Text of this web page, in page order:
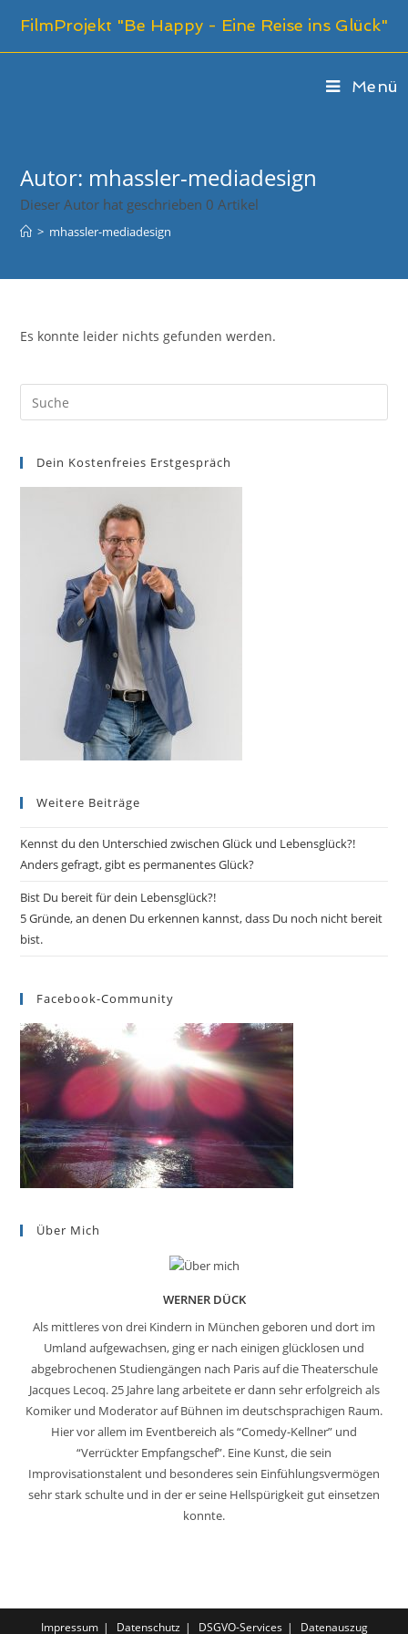
Inhalt
springen
FilmProjekt "Be Happy - Eine Reise ins Glück"
Menü
Autor: mhassler-mediadesign
Dieser Autor hat geschrieben 0 Artikel
> mhassler-mediadesign
Es konnte leider nichts gefunden werden.
Dein Kostenfreies Erstgespräch
Weitere Beiträge
Kennst du den Unterschied zwischen Glück und Lebensglück?!
Anders gefragt, gibt es permanentes Glück?
Bist Du bereit für dein Lebensglück?!
5 Gründe, an denen Du erkennen kannst, dass Du noch nicht bereit
bist.
Facebook-Community
Über Mich
WERNER DÜCK
Als mittleres von drei Kindern in München geboren und dort im
Umland aufgewachsen, ging er nach einigen glücklosen und
abgebrochenen Studiengängen nach Paris auf die Theaterschule
Jacques Lecoq. 25 Jahre lang arbeitete er dann sehr erfolgreich als
Komiker und Moderator auf Bühnen im deutschsprachigen Raum.
Hier vor allem im Eventbereich als “Comedy-Kellner” und
“Verrückter Empfangschef”. Eine Kunst, die sein
Improvisationstalent und besonderes sein Einfühlungsvermögen
sehr stark schulte und in der er seine Hellspürigkeit gut einsetzen
konnte.
Impressum Datenschutz DSGVO-Services Datenauszug